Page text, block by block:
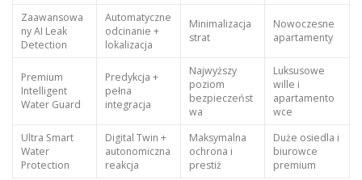
Zaawansowa
ny AI Leak
Detection
Automatyczne
odcinanie +
lokalizacja
Minimalizacja
strat
Nowoczesne
apartamenty
Premium
Intelligent
Water Guard
Predykcja +
pełna
integracja
Najwyższy
poziom
bezpieczeńst
wa
Luksusowe
wille i
apartamento
wce
Ultra Smart
Water
Protection
Digital Twin +
autonomiczna
reakcja
Maksymalna
ochrona i
prestiż
Duże osiedla i
biurowce
premium